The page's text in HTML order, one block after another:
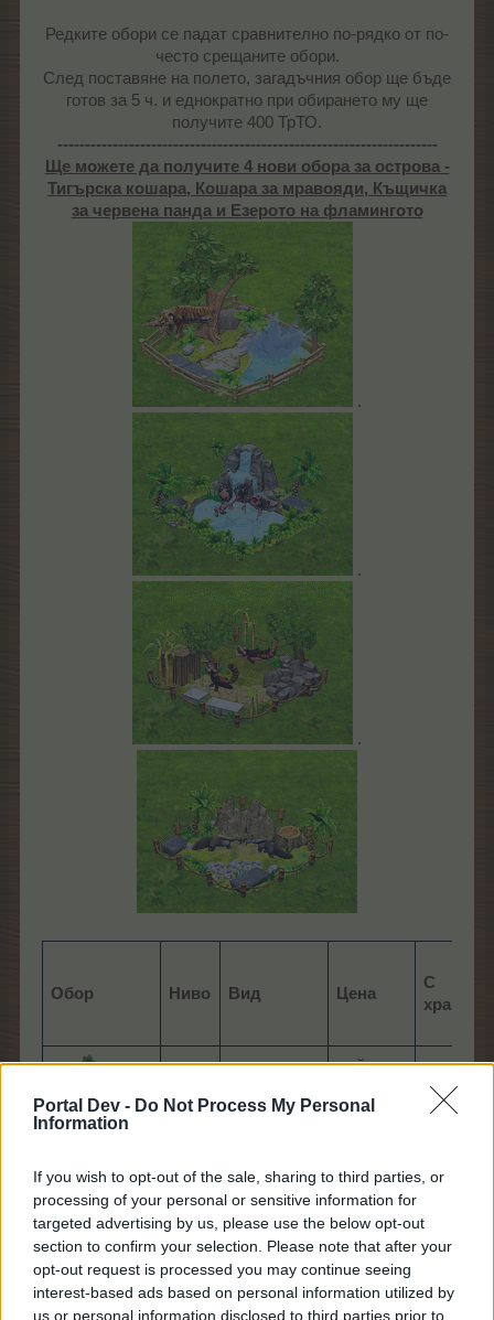
Portal Dev - Do Not Process My Personal
Information
If you wish to opt-out of the sale, sharing to third parties, or
processing of your personal or sensitive information for
targeted advertising by us, please use the below opt-out
section to confirm your selection. Please note that after your
opt-out request is processed you may continue seeing
interest-based ads based on personal information utilized by
us or personal information disclosed to third parties prior to
Редките обори се падат сравнително по-рядко от по-
често срещаните обори.
След поставяне на полето, загадъчния обор ще бъде
готов за 5 ч. и еднократно при обирането му ще
получите 400 ТрТО.
---------------------------------------------------------------------
Ще можете да получите 4 нови обора за острова -
Тигърска кошара, Кошара за мравояди, Къщичка
за червена панда и Езерото на фламингото
.
.
.
Обор Н иво Вид Цена
С
храна
(1 тигър, 2
тор)​
майстор
подобрение
ІІ: оранжево
----​
майстор
строител​
подобрение